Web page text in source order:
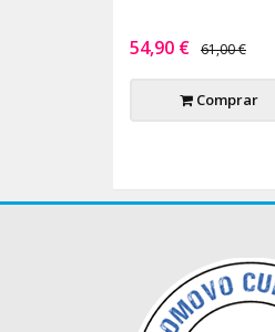
54,90 € 61,00 €
Comprar